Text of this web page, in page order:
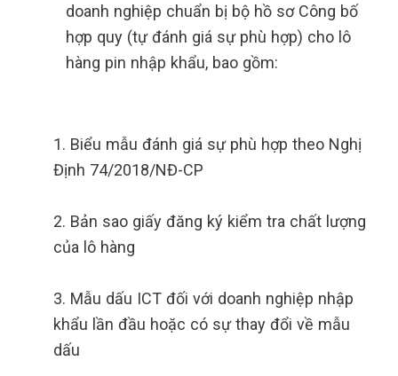
doanh nghiệp chuẩn bị bộ hồ sơ Công bố
hợp quy (tự đánh giá sự phù hợp) cho lô
hàng pin nhập khẩu, bao gồm:
1. Biểu mẫu đánh giá sự phù hợp theo Nghị
Định 74/2018/NĐ-CP
2. Bản sao giấy đăng ký kiểm tra chất lượng
của lô hàng
3. Mẫu dấu ICT đối với doanh nghiệp nhập
khẩu lần đầu hoặc có sự thay đổi về mẫu
dấu